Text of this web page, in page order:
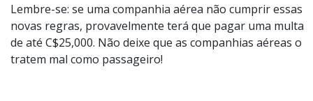
Lembre-se: se uma companhia aérea não cumprir essas
novas regras, provavelmente terá que pagar uma multa
de até C$25,000. Não deixe que as companhias aéreas o
tratem mal como passageiro!